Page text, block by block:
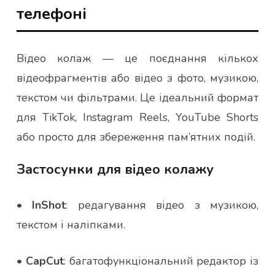
телефоні
Відео колаж — це поєднання кількох
відеофрагментів або відео з фото, музикою,
текстом чи фільтрами. Це ідеальний формат
для TikTok, Instagram Reels, YouTube Shorts
або просто для збереження пам’ятних подій.
Застосунки для відео колажу
• InShot: редагування відео з музикою,
текстом і наліпками.
• CapCut: багатофункціональний редактор із